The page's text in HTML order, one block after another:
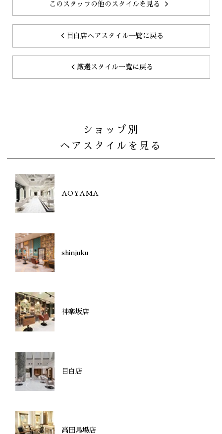
このスタッフの他のスタイルを見る
目白店ヘアスタイル一覧に戻る
厳選スタイル一覧に戻る
ショップ別
ヘアスタイルを見る
AOYAMA
shinjuku
神楽坂店
目白店
高田馬場店